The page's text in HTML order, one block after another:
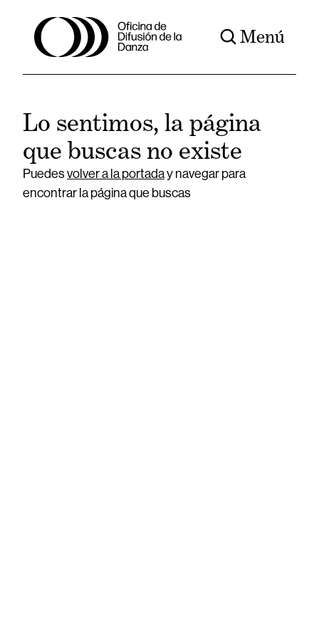
Menú
Lo sentimos, la página
que buscas no existe
Puedesvolver a la portaday navegar para
encontrar la página que buscas